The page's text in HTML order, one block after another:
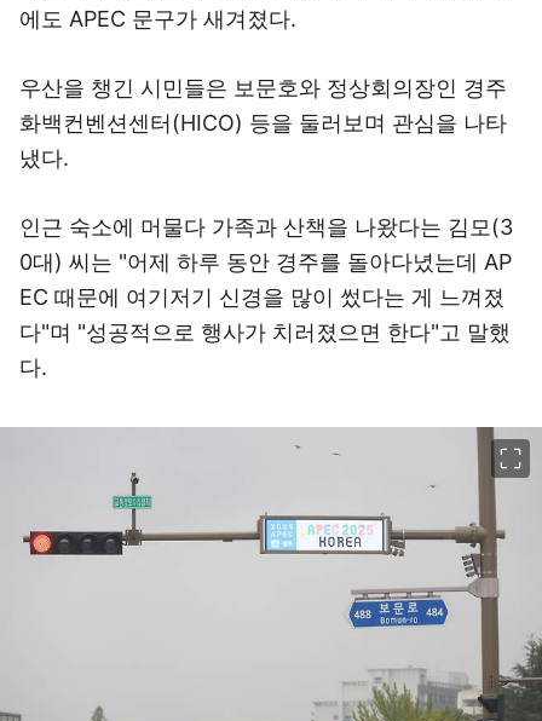
에도 APEC 문구가 새겨졌다.
우산을 챙긴 시민들은 보문호와 정상회의장인 경주
화백컨벤션센터(HICO) 등을 둘러보며 관심을 나타
냈다.
인근 숙소에 머물다 가족과 산책을 나왔다는 김모(3
0대) 씨는 "어제 하루 동안 경주를 돌아다녔는데 AP
EC 때문에 여기저기 신경을 많이 썼다는 게 느껴졌
다"며 "성공적으로 행사가 치러졌으면 한다"고 말했
다.